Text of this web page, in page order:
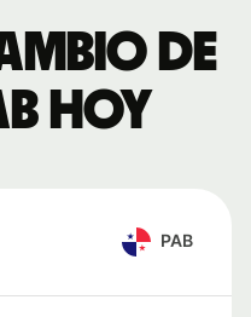
de
hoy
PAB